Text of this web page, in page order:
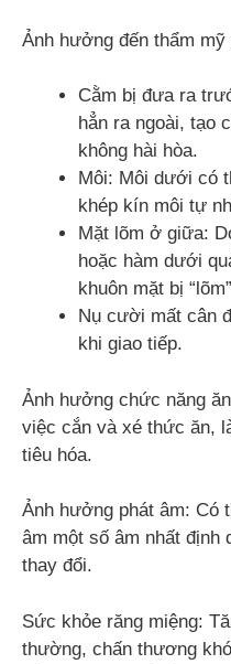
Ảnh hưởng đến thẩm
Cằm bị đưa ra
hẳn ra ngoài, tạo
không hài hòa.
Môi: Môi dưới có
khép kín môi tự
Mặt lõm ở giữa:
hoặc hàm dưới
khuôn mặt bị
Nụ cười mất cân
khi giao tiếp.
Ảnh hưởng chức năng
việc cắn và xé thức ăn,
tiêu hóa.
Ảnh hưởng phát âm: Có
âm một số âm nhất
thay đổi.
Sức khỏe răng miệng:
thường, chấn thương